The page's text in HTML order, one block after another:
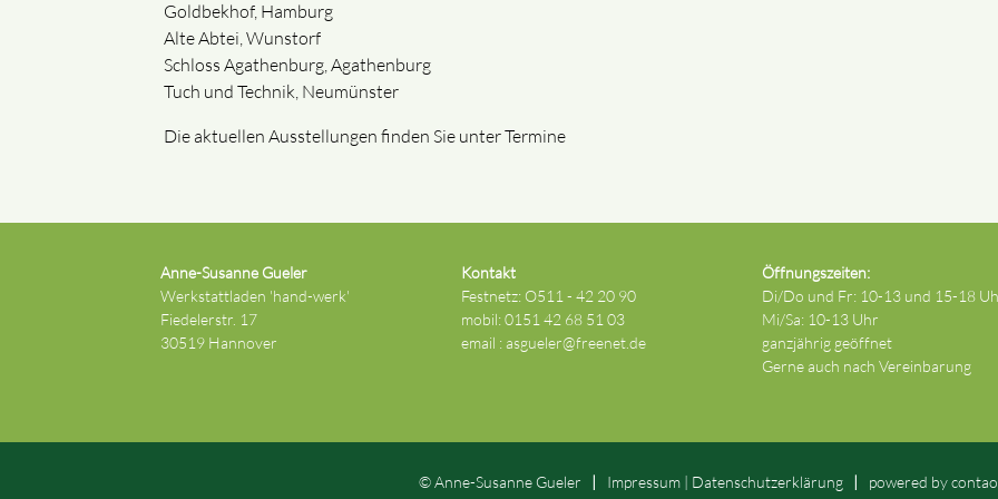
Goldbekhof, Hamburg
Alte Abtei, Wunstorf
Schloss Agathenburg, Agathenburg
Tuch und Technik, Neumünster
Die aktuellen Ausstellungen finden Sie unter Termine
Anne-Susanne Gueler
Werkstattladen 'hand-werk'
Fiedelerstr. 17
30519 Hannover
Kontakt
Festnetz: O511 - 42 20 90
mobil: 0151 42 68 51 03
email :asgueler@freenet.de
Öffnungszeiten:
Di/Do und Fr: 10-13 und 15-18
Mi/Sa: 10-13 Uhr
ganzjährig geöffnet
Gerne auch nach Vereinbarung
© Anne-Susanne Gueler Impressum | Datenschutz­erklärung powered by